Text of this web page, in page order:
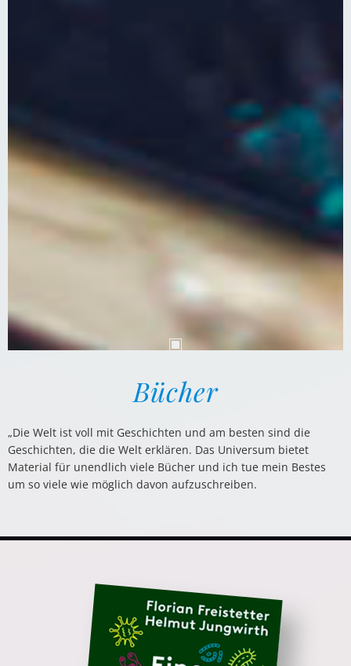
Bücher
„Die Welt ist voll mit Geschichten und am besten sind die
Geschichten, die die Welt erklären. Das Universum bietet
Material für unendlich viele Bücher und ich tue mein Bestes
um so viele wie möglich davon aufzuschreiben.